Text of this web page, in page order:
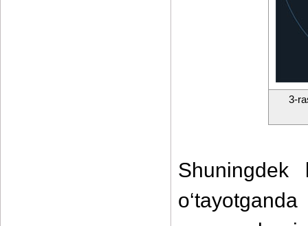
3-
Shuningdek